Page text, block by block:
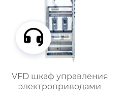
VFD шкаф управления
электроприводами